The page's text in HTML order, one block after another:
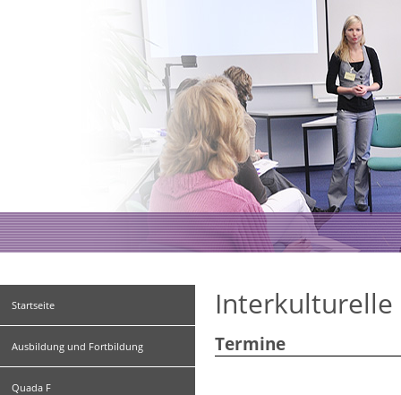
Startseite
Ausbildung und Fortbildung
Quada F
Termine